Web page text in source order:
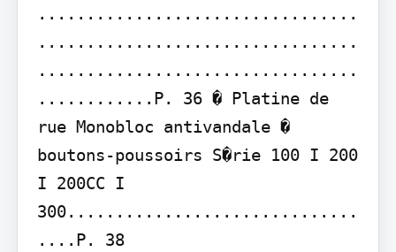
.................................
.................................
.................................
............P. 36 � Platine de
rue Monobloc antivandale �
boutons-poussoirs S�rie 100 I 200
I 200CC I
300..............................
....P. 38